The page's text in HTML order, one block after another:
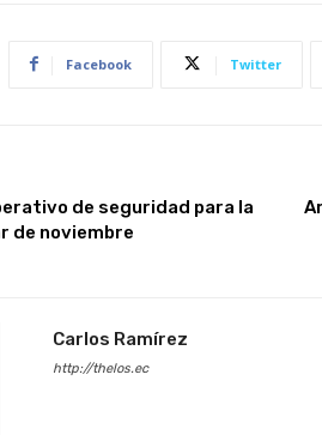
Facebook Twitter
de seguridad para la
de noviembre
Carlos Ramírez
http://thelos.ec